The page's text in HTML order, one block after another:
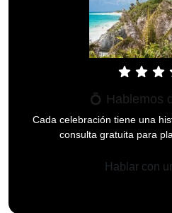
star star star
💍 Hablemos
Cada celebración tiene una
consulta gratuita para
Hablar con